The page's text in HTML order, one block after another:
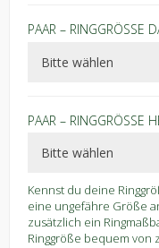
PAAR – RINGGRÖSSE
PAAR – RINGGRÖSSE
Kennst du deine
eine ungefähre Größe
zusätzlich ein
Ringgröße bequem von